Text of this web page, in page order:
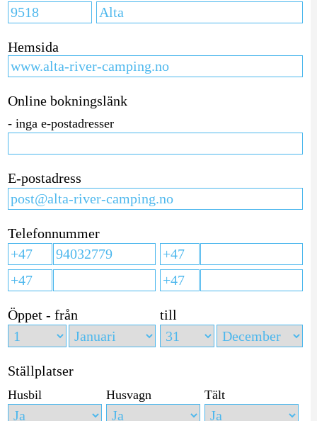
Hemsida
Online bokningslänk
- inga e-postadresser
E-postadress
Telefonnummer
Öppet - från till
Ställplatser
Husbil Husvagn Tält